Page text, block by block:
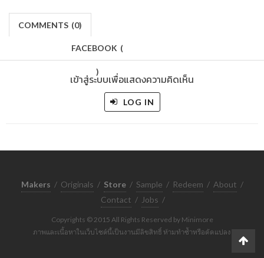
COMMENTS (0)
FACEBOOK (
)
เข้าสู่ระบบเพื่อแสดงความคิดเห็น
LOG IN
Makers / Originals / Store / Sample / Redeem / About /
Contact / Jobs /
Copyrights © 2015 All Rights Reserved by Minimore
ภาพและเนื้อหาในเว็บไซต์นี้เป็นงานมีลิขสิทธิ์ ห้ามทำซ้ำหรือดัดแปลง